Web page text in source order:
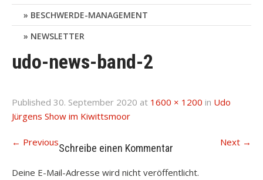
BESCHWERDE-MANAGEMENT
NEWSLETTER
udo-news-band-2
Published 30. September 2020 at 1600 × 1200 in Udo
Jürgens Show im Kiwittsmoor
← Previous Next →
Schreibe einen Kommentar
Deine E-Mail-Adresse wird nicht veröffentlicht.